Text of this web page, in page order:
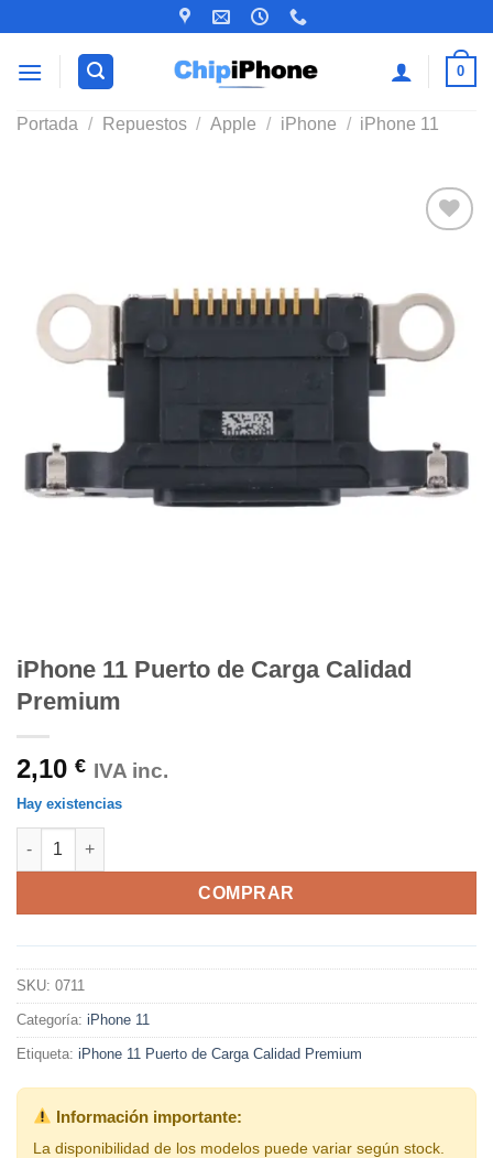
contenido
0
Portada / Repuestos / Apple / iPhone / iPhone 11
lista de
deseos
iPhone 11 Puerto de Carga Calidad
Premium
2,10 € IVA inc.
Hay existencias
iPhone 11 Puerto de Carga Calidad Premium cantidad
COMPRAR
SKU: 0711
Categoría: iPhone 11
Etiqueta: iPhone 11 Puerto de Carga Calidad Premium
Información importante:
La disponibilidad de los modelos puede variar según stock.